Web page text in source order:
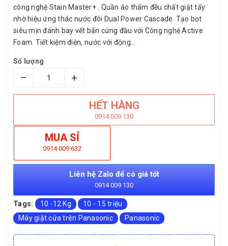
công nghệ Stain Master+ . Quần áo thấm đều chất giặt tẩy
nhờ hiệu ứng thác nước đôi Dual Power Cascade. Tạo bọt
siêu mịn đánh bay vết bẩn cứng đầu với Công nghệ Active
Foam. Tiết kiệm điện, nước với động...
Số lượng
– +
HẾT HÀNG
0914 009 130
MUA SỈ
0914 009 632
Liên hệ Zalo để có giá tốt
0914 009 130
Tags: 10 -12 Kg
10 - 15 triệu
Máy giặt cửa trên Panasonic
Panasonic